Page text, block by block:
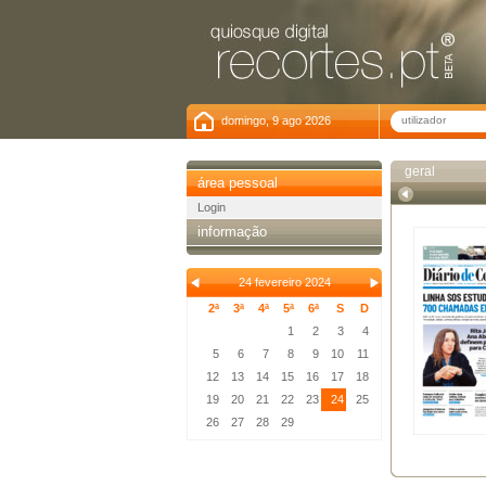
domingo, 9 ago 2026
área pessoal
Login
informação
24 fevereiro 2024
2ª
3ª 4ª 5ª 6ª S
D
1
2 3
4
5
6 7 8 9 10
11
12
13 14 15 16 17
18
19
20 21 22 23 24
25
26
27 28 29
geral